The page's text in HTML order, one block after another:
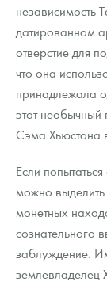
независимость
датированном
отверстие для
что она
принадлежала
этот
Сэма Хьюстона
Если
можно выделить
монетных
сознательного
заблуждение.
землевладелец